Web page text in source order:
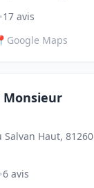
•17 avis
Google Maps
Monsieur
Haut, 81260
•6 avis